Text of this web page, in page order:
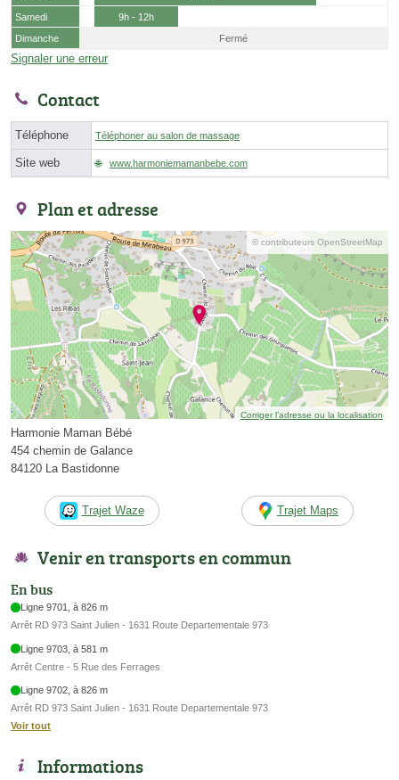
Samedi
9h - 12h
Dimanche
Fermé
Signaler une erreur
Contact
Téléphone Téléphoner au salon de massage
Site web www.harmoniemamanbebe.com
Plan et adresse
© contributeurs OpenStreetMap
Corriger l’adresse ou la localisation
Harmonie Maman Bébé
454 chemin de Galance
84120 La Bastidonne
Trajet Waze Trajet Maps
Venir en transports en commun
En bus
Ligne 9701, à 826 m
Arrêt RD 973 Saint Julien - 1631 Route Departementale 973
Ligne 9703, à 581 m
Arrêt Centre - 5 Rue des Ferrages
Ligne 9702, à 826 m
Arrêt RD 973 Saint Julien - 1631 Route Departementale 973
Voir tout
Informations